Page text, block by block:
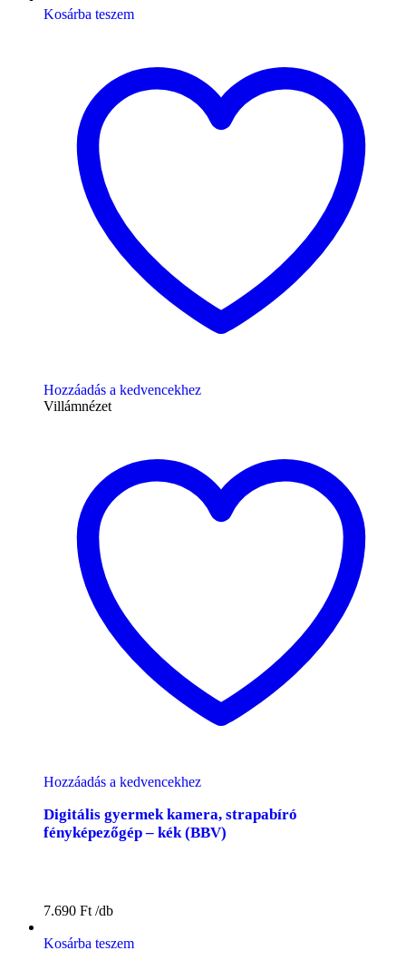
Kosárba teszem
Hozzáadás a kedvencekhez
Villámnézet
Hozzáadás a kedvencekhez
Digitális gyermek kamera, strapabíró
fényképezőgép – kék (BBV)
7.690 Ft
Kosárba teszem